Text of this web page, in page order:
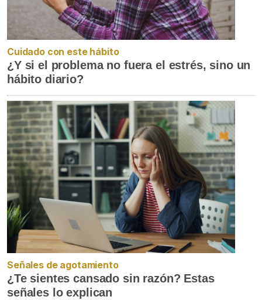
Cuidado con este hábito
¿Y si el problema no fuera el estrés, sino un
hábito diario?
Señales de agotamiento
¿Te sientes cansado sin razón? Estas
señales lo explican